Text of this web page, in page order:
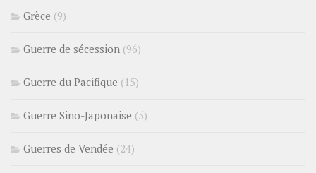
Grèce (9)
Guerre de sécession (96)
Guerre du Pacifique (15)
Guerre Sino-Japonaise (5)
Guerres de Vendée (24)